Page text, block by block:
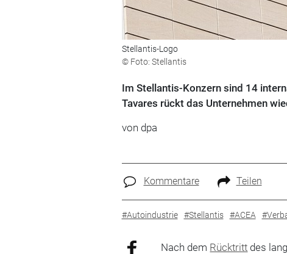
Stellantis-Logo
© Foto: Stellantis
Im Stellantis-Konzern sind 14
Tavares rückt das Unternehmen
von dpa
Kommentare Teilen
#Autoindustrie #Stellantis #ACEA
Nach dem Rücktritt des